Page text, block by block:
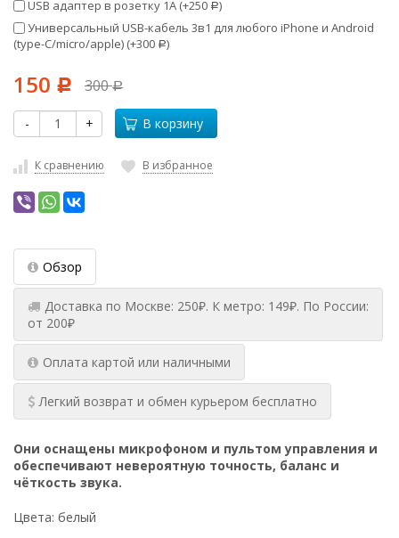
USB адаптер в розетку 1А (+250 Р)
Универсальный USB-кабель 3в1 для любого iPhone и Android
(type-C/micro/apple) (+300 Р)
150 Р 300Р
- + В корзину
К сравнению В избранное
Обзор
Доставка по Москве: 250₽. К метро: 149₽. По России:
от 200₽
Оплата картой или наличными
Легкий возврат и обмен курьером бесплатно
Они оснащены микрофоном и пультом управления и
обеспечивают невероятную точность, баланс и
чёткость звука.
Цвета: белый